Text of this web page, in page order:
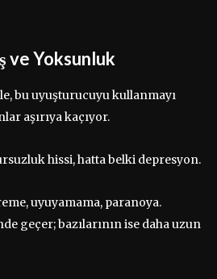
ve Yoksunluk
bu uyuşturucuyu kullanmayı
aşırıya kaçıyor.
hissi, hatta belki depresyon.
uyuyamama, paranoya.
geçer; bazılarının ise daha uzun